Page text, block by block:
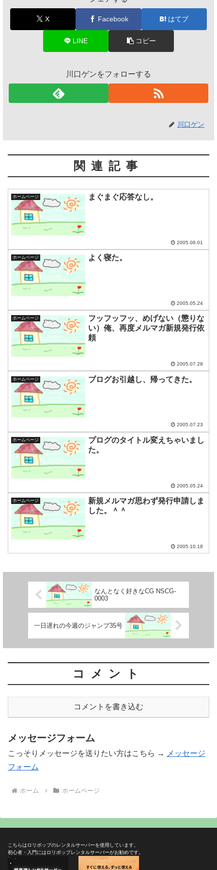
X Facebook はてブ
LINE コピー
川口ゲンをフォローする
川口ゲン
関連記事
ホームページ まぐまぐ応答なし。
2005.06.01
ホームページ よく寝た。
2005.05.24
ホームページ
フッフッフッ、めげない（懲りな
い）俺、再度メルマガ新規発行依
頼
2005.07.28
ホームページ ブログお引越し、帰ってきた。
2005.07.23
ホームページ
プログのタイトル変えちゃいまし
た。
2005.05.24
ホームページ
新規メルマガ思わず発行申請しま
した。＾＾
2005.10.18
なんとなく好きなCG NSCG-
0003
一日遅れの今週のジャンプ35号
コメント
コメントを書き込む
メッセージフォーム
こっそりメッセージを送りたい方はこちら →
メッセージ
フォーム
ホーム ホームページ
こちらはロリポップのレンタルサーバーを使用しています。
初心者・入門にはロリポップレンタルサーバーがお勧めです。